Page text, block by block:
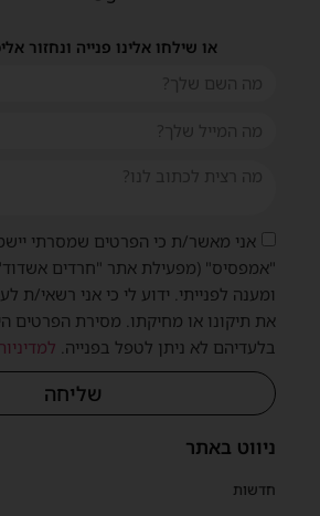
ניווט באתר
חדשות
או שילחו אלינו פנייה ונחזור
אני מאשר/ת כי הפרטים שמסרתי
"אמפסיס" (מפעילת אתר "חרדים
ומענה לפנייתי. ידוע לי כי אני רשאי/ת
את תיקונו או מחיקתו. מסירת הפרטים
בלעדיהם לא ניתן לטפל בפנייה.
שליחה